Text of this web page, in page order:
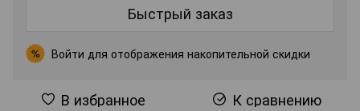
Быстрый заказ
% Войти для отображения накопительной скидки
В избранное К сравнению